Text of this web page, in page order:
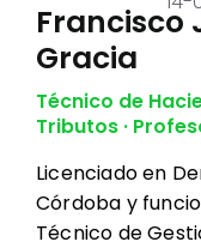
Francisco
Gracia
Técnico de
Tributos ·
Licenciado en
Córdoba y
Técnico de